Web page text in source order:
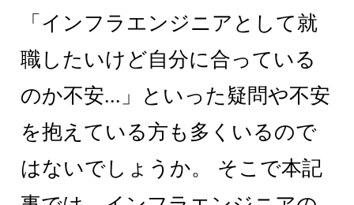
「インフラエンジニアとして就
職したいけど自分に合っている
のか不安...」といった疑問や不安
を抱えている方も多くいるので
はないでしょうか。 そこで本記